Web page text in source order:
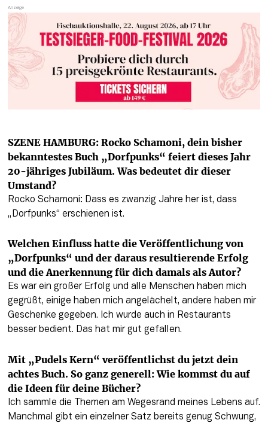
SZENE HAMBURG: Rocko Schamoni, dein bisher
bekanntestes Buch „Dorfpunks“ feiert dieses Jahr
20-jähriges Jubiläum. Was bedeutet dir dieser
Umstand?
Rocko Schamoni: Dass es zwanzig Jahre her ist, dass
„Dorfpunks“ erschienen ist.
Welchen Einfluss hatte die Veröffentlichung von
„Dorfpunks“ und der daraus resultierende Erfolg
und die Anerkennung für dich damals als Autor?
Es war ein großer Erfolg und alle Menschen haben mich
gegrüßt, einige haben mich angelächelt, andere haben mir
Geschenke gegeben. Ich wurde auch in Restaurants
besser bedient. Das hat mir gut gefallen.
Mit „Pudels Kern“ veröffentlichst du jetzt dein
achtes Buch. So ganz generell: Wie kommst du auf
die Ideen für deine Bücher?
Ich sammle die Themen am Wegesrand meines Lebens auf.
Manchmal gibt ein einzelner Satz bereits genug Schwung,